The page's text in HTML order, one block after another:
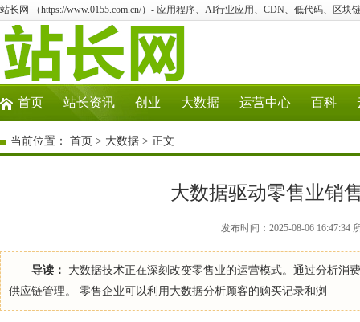
站长网 （https://www.0155.com.cn/）- 应用程序、AI行业应用、CDN、低代码、区块
首页 站长资讯 创业 大数据 运营中心 百科
当前位置： 首页 > 大数据 > 正文
大数据驱动零售业销
发布时间：2025-08-06 16:47:34
导读：
大数据技术正在深刻改变零售业的运营模式。通过分析消
供应链管理。 零售企业可以利用大数据分析顾客的购买记录和浏